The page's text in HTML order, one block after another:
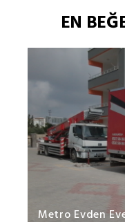
EN
Metro Evden